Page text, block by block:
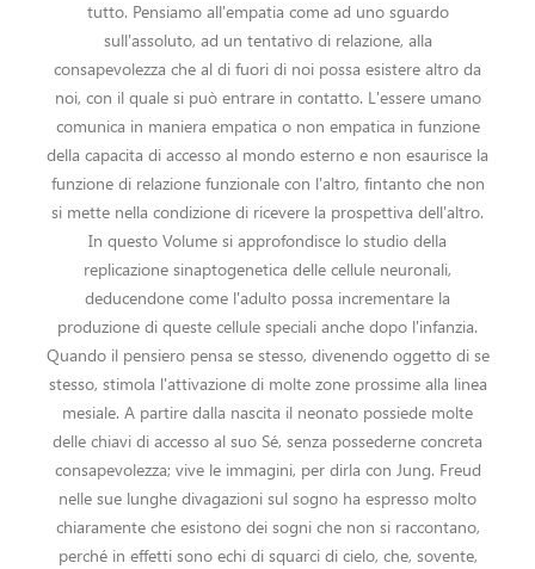
tutto. Pensiamo all'empatia come ad uno sguardo
sull'assoluto, ad un tentativo di relazione, alla
consapevolezza che al di fuori di noi possa esistere altro da
noi, con il quale si può entrare in contatto. L'essere umano
comunica in maniera empatica o non empatica in funzione
della capacita di accesso al mondo esterno e non esaurisce la
funzione di relazione funzionale con l'altro, fintanto che non
si mette nella condizione di ricevere la prospettiva dell'altro.
In questo Volume si approfondisce lo studio della
replicazione sinaptogenetica delle cellule neuronali,
deducendone come l'adulto possa incrementare la
produzione di queste cellule speciali anche dopo l'infanzia.
Quando il pensiero pensa se stesso, divenendo oggetto di se
stesso, stimola l'attivazione di molte zone prossime alla linea
mesiale. A partire dalla nascita il neonato possiede molte
delle chiavi di accesso al suo Sé, senza possederne concreta
consapevolezza; vive le immagini, per dirla con Jung. Freud
nelle sue lunghe divagazioni sul sogno ha espresso molto
chiaramente che esistono dei sogni che non si raccontano,
perché in effetti sono echi di squarci di cielo, che, sovente,